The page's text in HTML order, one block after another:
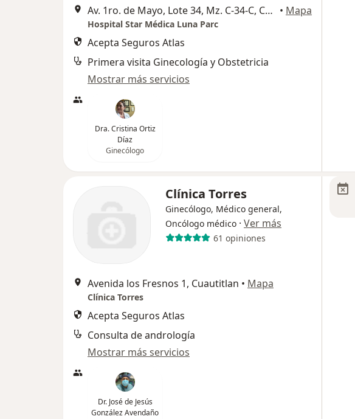
Av. 1ro. de Mayo, Lote 34, Mz. C-34-C, Cuautitlan Izcalli • Mapa
Hospital Star Médica Luna Parc
Acepta Seguros Atlas
Primera visita Ginecología y Obstetricia
Mostrar más servicios
Dra. Cristina Ortiz
Díaz
Ginecólogo
Clínica Torres
Ginecólogo, Médico general,
Oncólogo médico · Ver más
61 opiniones
Avenida los Fresnos 1, Cuautitlan • Mapa
Clínica Torres
Acepta Seguros Atlas
Consulta de andrología
Mostrar más servicios
Dr. José de Jesús
González Avendaño